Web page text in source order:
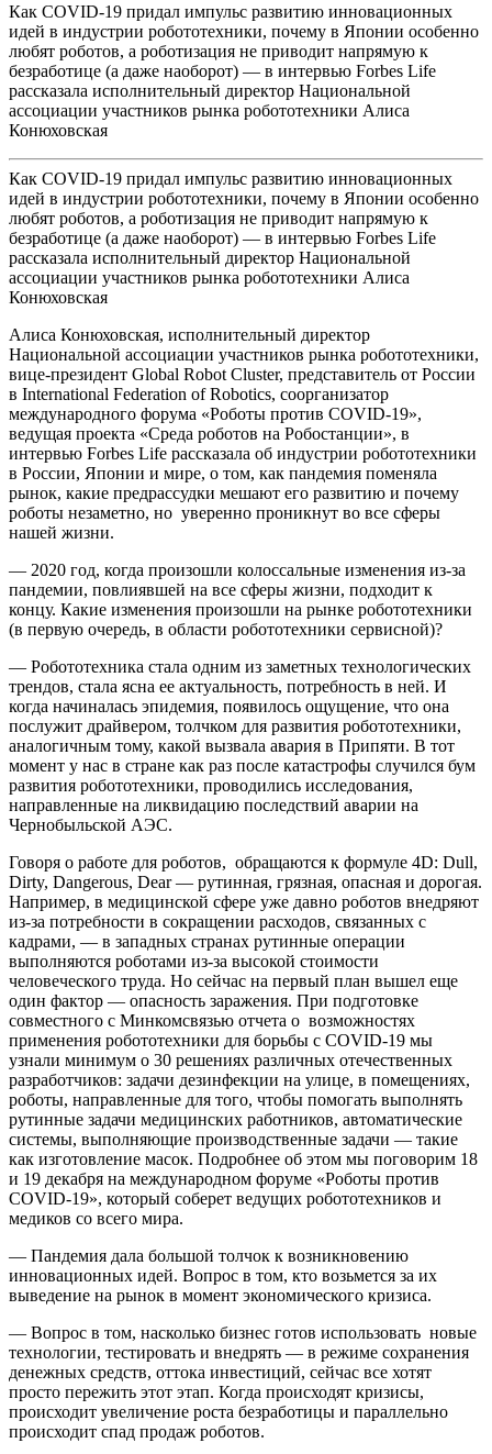
Как COVID-19 придал импульс развитию инновационных
идей в индустрии робототехники, почему в Японии особенно
любят роботов, а роботизация не приводит напрямую к
безработице (а даже наоборот) — в интервью Forbes Life
рассказала исполнительный директор Национальной
ассоциации участников рынка робототехники Алиса
Конюховская
Как COVID-19 придал импульс развитию инновационных
идей в индустрии робототехники, почему в Японии особенно
любят роботов, а роботизация не приводит напрямую к
безработице (а даже наоборот) — в интервью Forbes Life
рассказала исполнительный директор Национальной
ассоциации участников рынка робототехники Алиса
Конюховская
Алиса Конюховская, исполнительный директор
Национальной ассоциации участников рынка робототехники,
вице-президент Global Robot Cluster, представитель от России
в International Federation of Robotics, соорганизатор
международного форума «Роботы против COVID-19»,
ведущая проекта «Среда роботов на Робостанции», в
интервью Forbes Life рассказала об индустрии робототехники
в России, Японии и мире, о том, как пандемия поменяла
рынок, какие предрассудки мешают его развитию и почему
роботы незаметно, но уверенно проникнут во все сферы
нашей жизни.
— 2020 год, когда произошли колоссальные изменения из-за
пандемии, повлиявшей на все сферы жизни, подходит к
концу. Какие изменения произошли на рынке робототехники
(в первую очередь, в области робототехники сервисной)?
— Робототехника стала одним из заметных технологических
трендов, стала ясна ее актуальность, потребность в ней. И
когда начиналась эпидемия, появилось ощущение, что она
послужит драйвером, толчком для развития робототехники,
аналогичным тому, какой вызвала авария в Припяти. В тот
момент у нас в стране как раз после катастрофы случился бум
развития робототехники, проводились исследования,
направленные на ликвидацию последствий аварии на
Чернобыльской АЭС.
Говоря о работе для роботов, обращаются к формуле 4D: Dull,
Dirty, Dangerous, Dear — рутинная, грязная, опасная и дорогая.
Например, в медицинской сфере уже давно роботов внедряют
из-за потребности в сокращении расходов, связанных с
кадрами, — в западных странах рутинные операции
выполняются роботами из-за высокой стоимости
человеческого труда. Но сейчас на первый план вышел еще
один фактор — опасность заражения. При подготовке
совместного с Минкомсвязью отчета о возможностях
применения робототехники для борьбы с COVID-19 мы
узнали минимум о 30 решениях различных отечественных
разработчиков: задачи дезинфекции на улице, в помещениях,
роботы, направленные для того, чтобы помогать выполнять
рутинные задачи медицинских работников, автоматические
системы, выполняющие производственные задачи — такие
как изготовление масок. Подробнее об этом мы поговорим 18
и 19 декабря на международном форуме «Роботы против
COVID-19», который соберет ведущих робототехников и
медиков со всего мира.
— Пандемия дала большой толчок к возникновению
инновационных идей. Вопрос в том, кто возьмется за их
выведение на рынок в момент экономического кризиса.
— Вопрос в том, насколько бизнес готов использовать новые
технологии, тестировать и внедрять — в режиме сохранения
денежных средств, оттока инвестиций, сейчас все хотят
просто пережить этот этап. Когда происходят кризисы,
происходит увеличение роста безработицы и параллельно
происходит спад продаж роботов.